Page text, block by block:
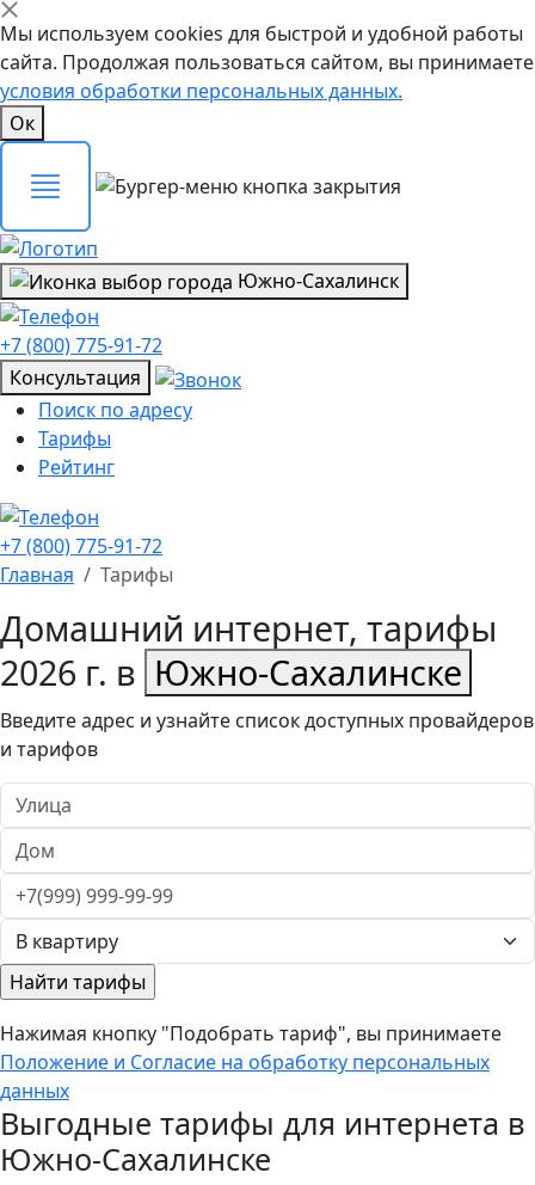
Мы используем cookies для быстрой и удобной работы
сайта. Продолжая пользоваться сайтом, вы принимаете
условия обработки персональных данных.
Ок
Южно-Сахалинск
+7 (800) 775-91-72
Консультация
Поиск по адресу
Тарифы
Рейтинг
+7 (800) 775-91-72
Главная
Тарифы
Домашний интернет, тарифы
2026 г. в Южно-Сахалинске
Введите адрес и узнайте список доступных провайдеров
и тарифов
Нажимая кнопку "Подобрать тариф", вы принимаете
Положение и Согласие на обработку персональных
данных
Выгодные тарифы для интернета в
Южно-Сахалинске